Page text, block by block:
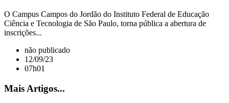
O Campus Campos do Jordão do Instituto Federal de Educação
Ciência e Tecnologia de São Paulo, torna pública a abertura de
inscrições...
não publicado
12/09/23
07h01
Mais Artigos...